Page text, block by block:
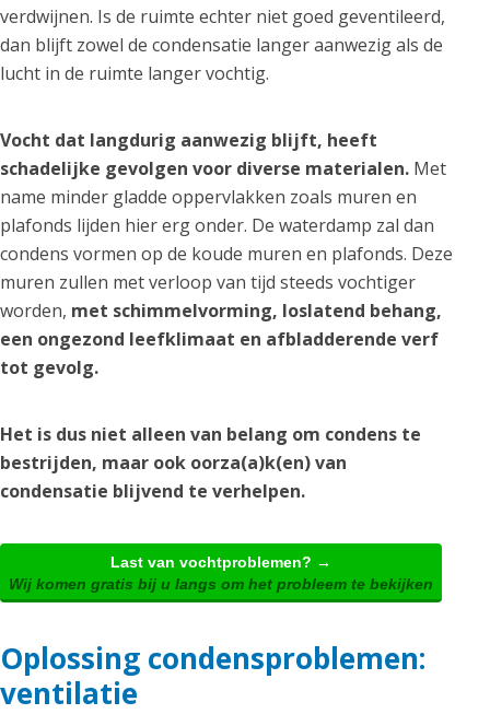
verdwijnen. Is de ruimte echter niet goed geventileerd,
dan blijft zowel de condensatie langer aanwezig als de
lucht in de ruimte langer vochtig.
Vocht dat langdurig aanwezig blijft, heeft
schadelijke gevolgen voor diverse materialen. Met
name minder gladde oppervlakken zoals muren en
plafonds lijden hier erg onder. De waterdamp zal dan
condens vormen op de koude muren en plafonds. Deze
muren zullen met verloop van tijd steeds vochtiger
worden, met schimmelvorming, loslatend behang,
een ongezond leefklimaat en afbladderende verf
tot gevolg.
Het is dus niet alleen van belang om condens te
bestrijden, maar ook oorza(a)k(en) van
condensatie blijvend te verhelpen.
Last van vochtproblemen? →
Wij komen gratis bij u langs om het probleem te bekijken
Oplossing condensproblemen:
ventilatie